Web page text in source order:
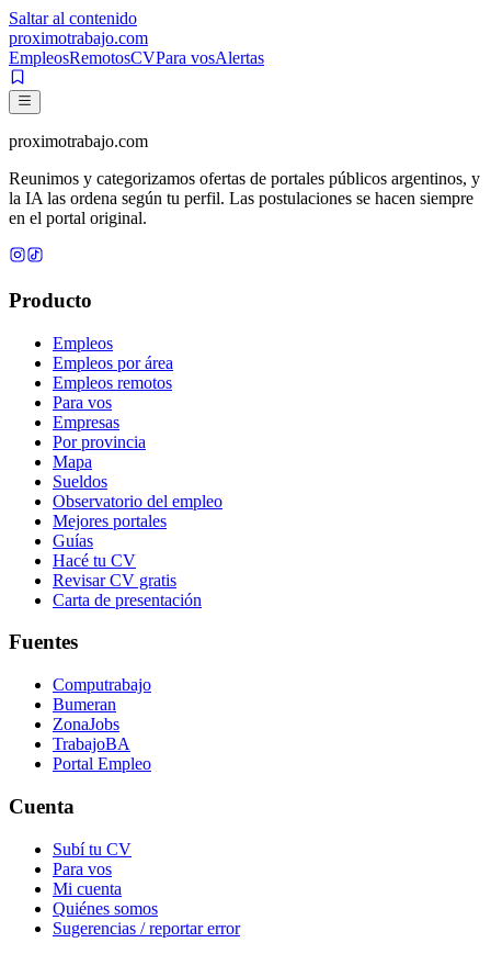
Saltar al contenido
proximotrabajo.com
EmpleosRemotosCVPara vosAlertas
proximotrabajo.com
Reunimos y categorizamos ofertas de portales públicos argentinos, y
la IA las ordena según tu perfil. Las postulaciones se hacen siempre
en el portal original.
Producto
Empleos
Empleos por área
Empleos remotos
Para vos
Empresas
Por provincia
Mapa
Sueldos
Observatorio del empleo
Mejores portales
Guías
Hacé tu CV
Revisar CV gratis
Carta de presentación
Fuentes
Computrabajo
Bumeran
ZonaJobs
TrabajoBA
Portal Empleo
Cuenta
Subí tu CV
Para vos
Mi cuenta
Quiénes somos
Sugerencias / reportar error